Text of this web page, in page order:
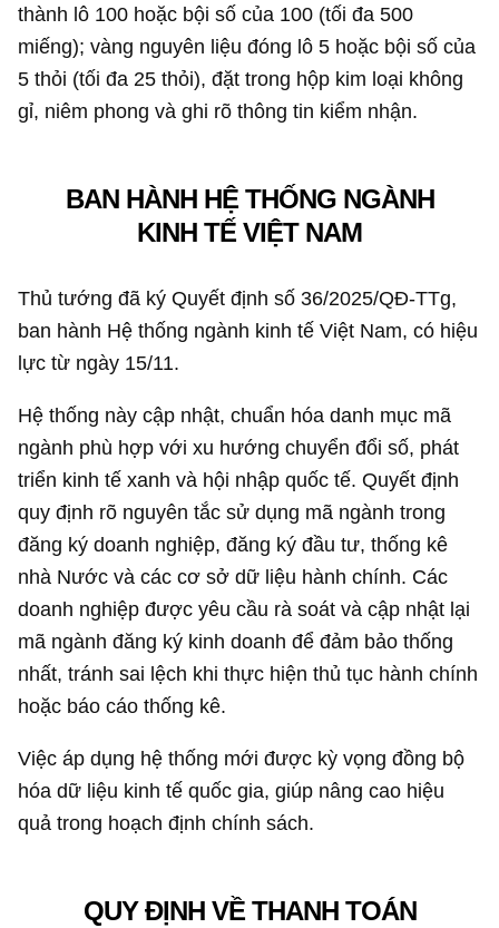
thành lô 100 hoặc bội số của 100 (tối đa 500
miếng); vàng nguyên liệu đóng lô 5 hoặc bội số của
5 thỏi (tối đa 25 thỏi), đặt trong hộp kim loại không
gỉ, niêm phong và ghi rõ thông tin kiểm nhận.
BAN HÀNH HỆ THỐNG NGÀNH
KINH TẾ VIỆT NAM
Thủ tướng đã ký Quyết định số 36/2025/QĐ-TTg,
ban hành Hệ thống ngành kinh tế Việt Nam, có hiệu
lực từ ngày 15/11.
Hệ thống này cập nhật, chuẩn hóa danh mục mã
ngành phù hợp với xu hướng chuyển đổi số, phát
triển kinh tế xanh và hội nhập quốc tế. Quyết định
quy định rõ nguyên tắc sử dụng mã ngành trong
đăng ký doanh nghiệp, đăng ký đầu tư, thống kê
nhà Nước và các cơ sở dữ liệu hành chính. Các
doanh nghiệp được yêu cầu rà soát và cập nhật lại
mã ngành đăng ký kinh doanh để đảm bảo thống
nhất, tránh sai lệch khi thực hiện thủ tục hành chính
hoặc báo cáo thống kê.
Việc áp dụng hệ thống mới được kỳ vọng đồng bộ
hóa dữ liệu kinh tế quốc gia, giúp nâng cao hiệu
quả trong hoạch định chính sách.
QUY ĐỊNH VỀ THANH TOÁN